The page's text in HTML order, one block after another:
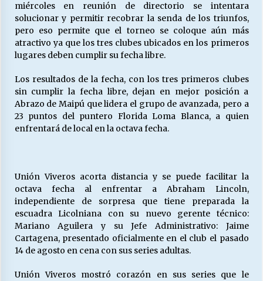
¿Qué habrían dicho?
23/06/2026
VOLVER A SER ALTERNATIVA
16/06/2026
Releyendo la Rerum Novarum a 135 años. “La
cuestión social hoy”.
16/05/2026
S.O.S. a los ricos, Save Our Souls (Salvar
Nuestras Almas)
miércoles en reunión de directorio se intentara
solucionar y permitir recobrar la senda de los triunfos,
pero eso permite que el torneo se coloque aún más
atractivo ya que los tres clubes ubicados en los primeros
lugares deben cumplir su fecha libre.
Los resultados de la fecha, con los tres primeros clubes
sin cumplir la fecha libre, dejan en mejor posición a
Abrazo de Maipú que lidera el grupo de avanzada, pero a
23 puntos del puntero Florida Loma Blanca, a quien
enfrentará de local en la octava fecha.
Unión Viveros acorta distancia y se puede facilitar la
octava fecha al enfrentar a Abraham Lincoln,
independiente de sorpresa que tiene preparada la
escuadra Licolniana con su nuevo gerente técnico:
Mariano Aguilera y su Jefe Administrativo: Jaime
Cartagena, presentado oficialmente en el club el pasado
14 de agosto en cena con sus series adultas.
Unión Viveros mostró corazón en sus series que le